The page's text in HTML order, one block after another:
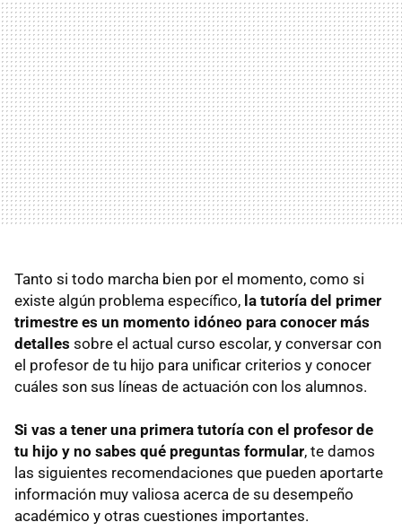
Tanto si todo marcha bien por el momento, como si
existe algún problema específico, la tutoría del primer
trimestre es un momento idóneo para conocer más
detalles sobre el actual curso escolar, y conversar con
el profesor de tu hijo para unificar criterios y conocer
cuáles son sus líneas de actuación con los alumnos.
Si vas a tener una primera tutoría con el profesor de
tu hijo y no sabes qué preguntas formular, te damos
las siguientes recomendaciones que pueden aportarte
información muy valiosa acerca de su desempeño
académico y otras cuestiones importantes.